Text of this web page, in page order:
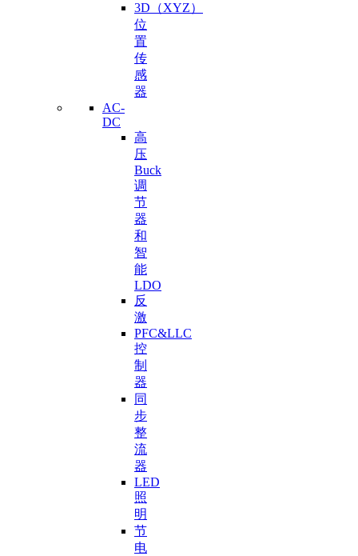
3D（XYZ）
位
置
传
感
器
AC-
DC
高
压
Buck
调
节
器
和
智
能
LDO
反
激
PFC&LLC
控
制
器
同
步
整
流
器
LED
照
明
节
电